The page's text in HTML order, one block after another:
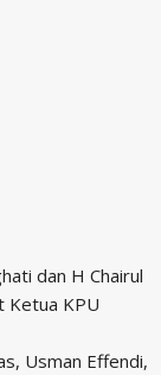
dan H Chairul
Ketua KPU
Usman Effendi,